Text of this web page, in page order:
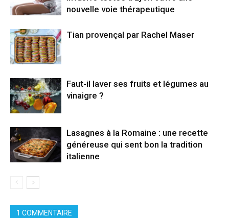
nouvelle voie thérapeutique
Tian provençal par Rachel Maser
Faut-il laver ses fruits et légumes au
vinaigre ?
Lasagnes à la Romaine : une recette
généreuse qui sent bon la tradition
italienne
1 COMMENTAIRE